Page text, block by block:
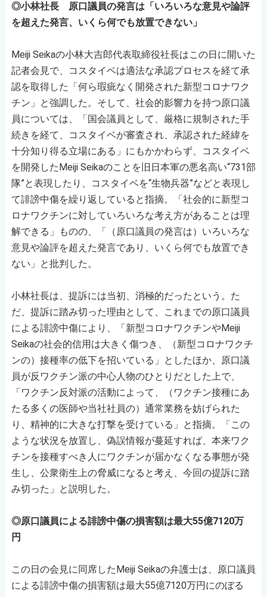
◎小林社長 原口議員の発言は「いろいろな意見や論評
を超えた発言、いくら何でも放置できない」
Meiji Seikaの小林大吉郎代表取締役社長はこの日に開いた
記者会見で、コスタイベは適法な承認プロセスを経て承
認を取得した「何ら瑕疵なく開発された新型コロナワク
チン」と強調した。そして、社会的影響力を持つ原口議
員については、「国会議員として、厳格に規制された手
続きを経て、コスタイベが審査され、承認された経緯を
十分知り得る立場にある」にもかかわらず、コスタイベ
を開発したMeiji Seikaのことを旧日本軍の悪名高い“731部
隊”と表現したり、コスタイベを“生物兵器”などと表現し
て誹謗中傷を繰り返していると指摘。「社会的に新型コ
ロナワクチンに対していろいろな考え方があることは理
解できる」ものの、「（原口議員の発言は）いろいろな
意見や論評を超えた発言であり、いくら何でも放置でき
ない」と批判した。
小林社長は、提訴には当初、消極的だったという。た
だ、提訴に踏み切った理由として、これまでの原口議員
による誹謗中傷により、「新型コロナワクチンやMeiji
Seikaの社会的信用は大きく傷つき、（新型コロナワクチ
ンの）接種率の低下を招いている」としたほか、原口議
員が反ワクチン派の中心人物のひとりだとした上で、
「ワクチン反対派の活動によって、（ワクチン接種にあ
たる多くの医師や当社社員の）通常業務を妨げられた
り、精神的に大きな打撃を受けている」と指摘。「この
ような状況を放置し、偽誤情報が蔓延すれば、本来ワク
チンを接種すべき人にワクチンが届かなくなる事態が発
生し、公衆衛生上の脅威になると考え、今回の提訴に踏
み切った」と説明した。
◎原口議員による誹謗中傷の損害額は最大55億7120万
円
この日の会見に同席したMeiji Seikaの弁護士は、原口議員
による誹謗中傷の損害額は最大55億7120万円にのぼる